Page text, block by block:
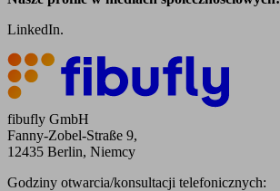
LinkedIn.
fibufly GmbH
Fanny-Zobel-Straße 9,
12435 Berlin, Niemcy
Godziny otwarcia/konsultacji telefonicznych: